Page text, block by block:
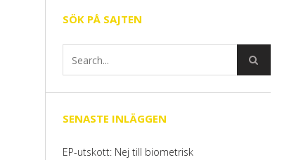
SÖK PÅ SAJTEN
SENASTE INLÄGGEN
EP-utskott: Nej till biometrisk